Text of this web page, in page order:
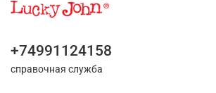
+74991124158
справочная служба